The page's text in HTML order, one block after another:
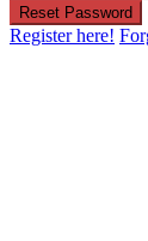
Reset Password
Register here!